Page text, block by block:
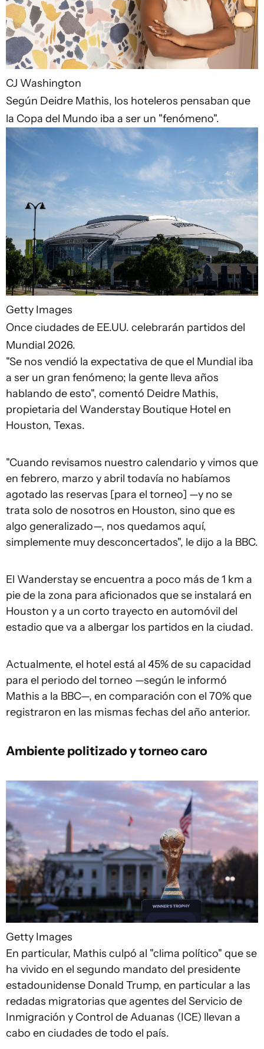
CJ Washington
Según Deidre Mathis, los hoteleros pensaban que
la Copa del Mundo iba a ser un "fenómeno".
Getty Images
Once ciudades de EE.UU. celebrarán partidos del
Mundial 2026.
"Se nos vendió la expectativa de que el Mundial iba
a ser un gran fenómeno; la gente lleva años
hablando de esto", comentó Deidre Mathis,
propietaria del Wanderstay Boutique Hotel en
Houston, Texas.
"Cuando revisamos nuestro calendario y vimos que
en febrero, marzo y abril todavía no habíamos
agotado las reservas [para el torneo] —y no se
trata solo de nosotros en Houston, sino que es
algo generalizado—, nos quedamos aquí,
simplemente muy desconcertados", le dijo a la BBC.
El Wanderstay se encuentra a poco más de 1 km a
pie de la zona para aficionados que se instalará en
Houston y a un corto trayecto en automóvil del
estadio que va a albergar los partidos en la ciudad.
Actualmente, el hotel está al 45% de su capacidad
para el periodo del torneo —según le informó
Mathis a la BBC—, en comparación con el 70% que
registraron en las mismas fechas del año anterior.
Ambiente politizado y torneo caro
Getty Images
En particular, Mathis culpó al "clima político" que se
ha vivido en el segundo mandato del presidente
estadounidense Donald Trump, en particular a las
redadas migratorias que agentes del Servicio de
Inmigración y Control de Aduanas (ICE) llevan a
cabo en ciudades de todo el país.